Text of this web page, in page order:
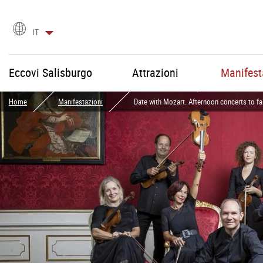
Scegli
lingua
IT
Eccovi Salisburgo Attrazioni
Home Manifestazioni Date with Mozart. Afternoon concerts to